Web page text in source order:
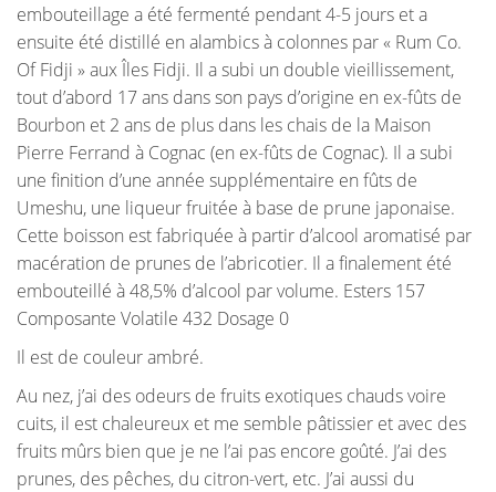
embouteillage a été fermenté pendant 4-5 jours et a
ensuite été distillé en alambics à colonnes par « Rum Co.
Of Fidji » aux Îles Fidji. Il a subi un double vieillissement,
tout d’abord 17 ans dans son pays d’origine en ex-fûts de
Bourbon et 2 ans de plus dans les chais de la Maison
Pierre Ferrand à Cognac (en ex-fûts de Cognac). Il a subi
une finition d’une année supplémentaire en fûts de
Umeshu, une liqueur fruitée à base de prune japonaise.
Cette boisson est fabriquée à partir d’alcool aromatisé par
macération de prunes de l’abricotier. Il a finalement été
embouteillé à 48,5% d’alcool par volume. Esters 157
Composante Volatile 432 Dosage 0
Il est de couleur ambré.
Au nez, j’ai des odeurs de fruits exotiques chauds voire
cuits, il est chaleureux et me semble pâtissier et avec des
fruits mûrs bien que je ne l’ai pas encore goûté. J’ai des
prunes, des pêches, du citron-vert, etc. J’ai aussi du